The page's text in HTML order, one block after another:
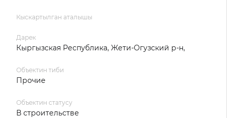
Кыскартылган аталышы
Дарек
Кыргызская Республика, Жети-Огузский р-н,
Объектин тиби
Прочие
Объектин статусу
В строительстве